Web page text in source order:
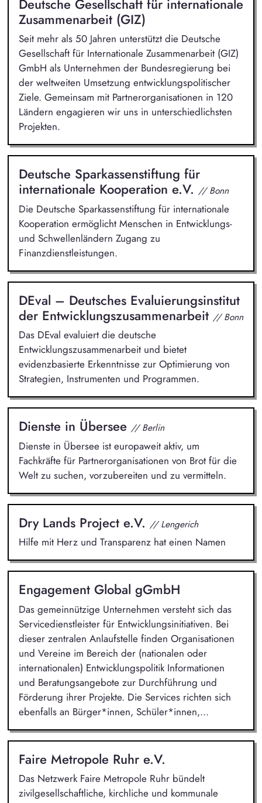
Deutsche Gesellschaft für internationale
Zusammenarbeit (GIZ)
Seit mehr als 50 Jahren unterstützt die Deutsche
Gesellschaft für Internationale Zusammenarbeit (GIZ)
GmbH als Unternehmen der Bundesregierung bei
der weltweiten Umsetzung entwicklungspolitischer
Ziele. Gemeinsam mit Partnerorganisationen in 120
Ländern engagieren wir uns in unterschiedlichsten
Projekten.
Deutsche Sparkassenstiftung für
internationale Kooperation e.V. // Bonn
Die Deutsche Sparkassenstiftung für internationale
Kooperation ermöglicht Menschen in Entwicklungs-
und Schwellenländern Zugang zu
Finanzdienstleistungen.
DEval – Deutsches Evaluierungsinstitut
der Entwicklungszusammenarbeit // Bonn
Das DEval evaluiert die deutsche
Entwicklungszusammenarbeit und bietet
evidenzbasierte Erkenntnisse zur Optimierung von
Strategien, Instrumenten und Programmen.
Dienste in Übersee // Berlin
Dienste in Übersee ist europaweit aktiv, um
Fachkräfte für Partnerorganisationen von Brot für die
Welt zu suchen, vorzubereiten und zu vermitteln.
Dry Lands Project e.V. // Lengerich
Hilfe mit Herz und Transparenz hat einen Namen
Engagement Global gGmbH
Das gemeinnützige Unternehmen versteht sich das
Servicedienstleister für Entwicklungsinitiativen. Bei
dieser zentralen Anlaufstelle finden Organisationen
und Vereine im Bereich der (nationalen oder
internationalen) Entwicklungspolitik Informationen
und Beratungsangebote zur Durchführung und
Förderung ihrer Projekte. Die Services richten sich
ebenfalls an Bürger*innen, Schüler*innen,...
Faire Metropole Ruhr e.V.
Das Netzwerk Faire Metropole Ruhr bündelt
zivilgesellschaftliche, kirchliche und kommunale